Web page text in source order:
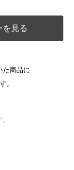
を見る
た商品に
。